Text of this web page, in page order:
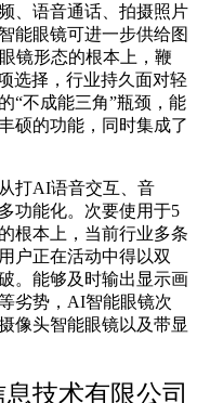
、语音通话、拍摄照片
能眼镜可进一步供给图
镜形态的根本上，鞭
选择，行业持久面对轻
“不成能三角”瓶颈，能
硕的功能，同时集成了
打AI语音交互、音
功能化。次要使用于5
根本上，当前行业多条
户正在活动中得以双
。能够及时输出显示画
劣势，AI智能眼镜次
像头智能眼镜以及带显
技术有限公司